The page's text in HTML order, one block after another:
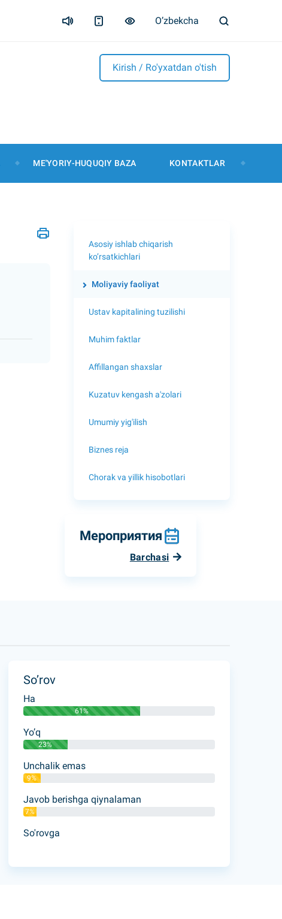
O’zbekcha
Kirish / Ro'yxatdan o'tish
ME'YORIY-HUQUQIY BAZA KONTAKTLAR
Asosiy ishlab chiqarish
ko’rsatkichlari
Moliyaviy faoliyat
Ustav kapitalining tuzilishi
Muhim faktlar
Affillangan shaxslar
Kuzatuv kengash a'zolari
Umumiy yig'ilish
Biznes reja
Chorak va yillik hisobotlari
Мероприятия
Barchasi
So’rov
Ha
61%
Yo’q
23%
Unchalik emas
9%
Javob berishga qiynalaman
7%
So'rovga